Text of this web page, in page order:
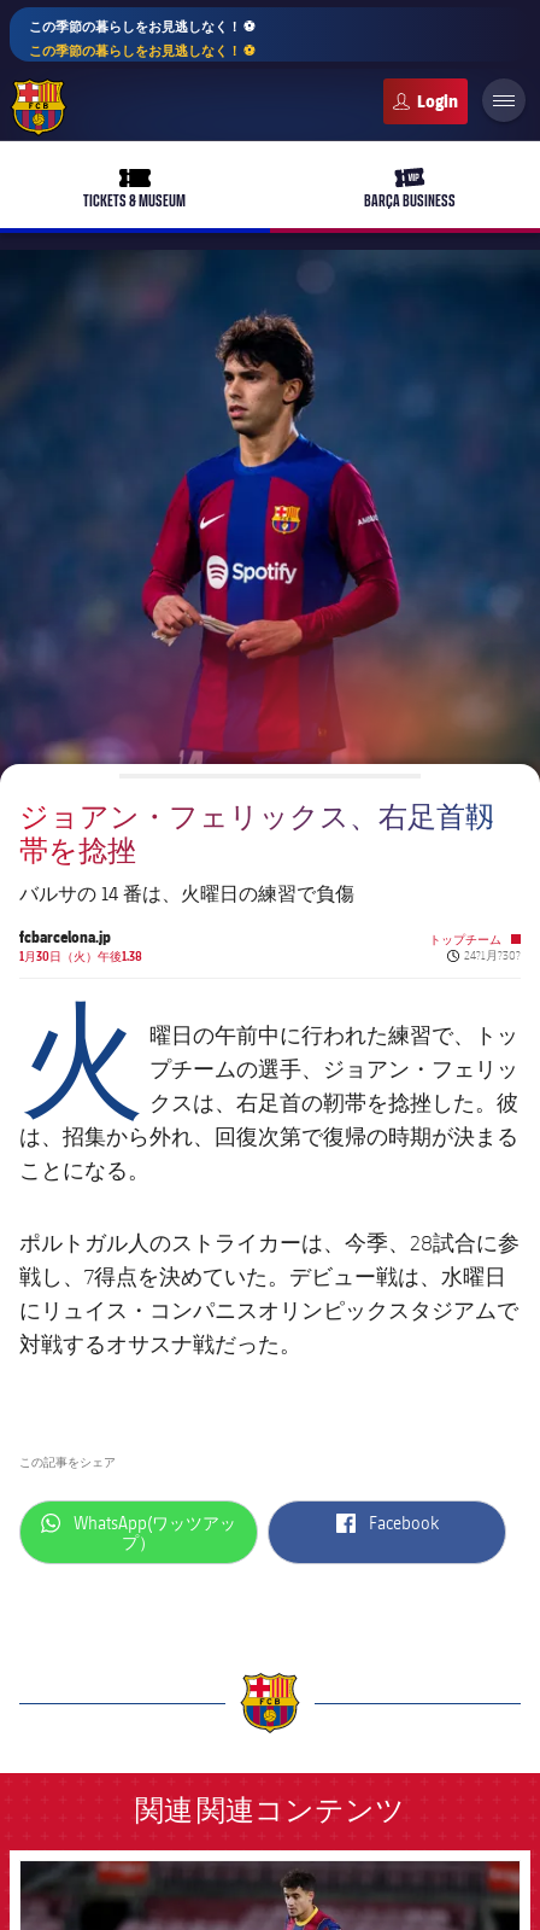
この季節の暮らしをお見逃しなく！ ⚽️
この季節の暮らしをお見逃しなく！ ⚽️
ticket-full
TICKETS & MUSEUM
ticket-vip
BARÇA BUSINESS
バルサアカデミー
label.aria.plus
レジェンド
plusicon
label.aria.plus
プレスパス
Facilities
スケジュール
チケット
バルサAtlètic
label.aria.plus
スケジュール
チケット
PLUSICON
LABEL.ARIA.PLUS
トップチーム
label.aria.plus
スケジュール
チケット
結果
順位表
LABEL.ARIA.PLUS
トップチーム
スケジュール
チケット
結果
PLUSICON
LABEL.ARIA.PLUS
トップチーム
plusicon
label.aria.plus
スケジュール
チケット
結果
順位表
トップチーム
plusicon
label.aria.plus
スケジュール
チケット
順位表
ジョアン・フェリックス、右足首靱
帯を捻挫
バルサの 14 番は、火曜日の練習で負傷
fcbarcelona.jp
1月30日（火）午後1.38
トップチーム
Published
24?1月?30?
火
曜日の午前中に行われた練習で、トッ
プチームの選手、ジョアン・フェリッ
クスは、右足首の靭帯を捻挫した。彼
は、招集から外れ、回復次第で復帰の時期が決まる
ことになる。
ポルトガル人のストライカーは、今季、28試合に参
戦し、7得点を決めていた。デビュー戦は、水曜日
にリュイス・コンパニスオリンピックスタジアムで
対戦するオサスナ戦だった。
この記事をシェア
label.aria.whatsapp
WhatsApp(ワッツアッ
プ）
label.aria.facebook
Facebook
関連 関連コンテンツ
FCB Barcelona badge